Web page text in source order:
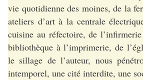
vie quotidienne des moines, de la
ateliers d’art à la centrale
cuisine au réfectoire, de
bibliothèque à l’imprimerie, de
le sillage de l’auteur, nous
intemporel, une cité interdite, une